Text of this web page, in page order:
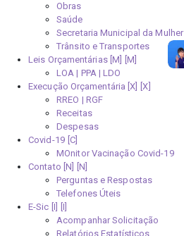
Obras
Saúde
Secretaria Municipal da Mulher
Trânsito e Transportes
Leis Orçamentárias [M]
LOA | PPA | LDO
Execução Orçamentária [X]
RREO | RGF
Receitas
Despesas
Covid-19
MOnitor Vacinação Covid-19
Contato [N]
Perguntas e Respostas
Telefones Úteis
E-Sic [I]
Acompanhar Solicitação
Relatórios Estatísticos